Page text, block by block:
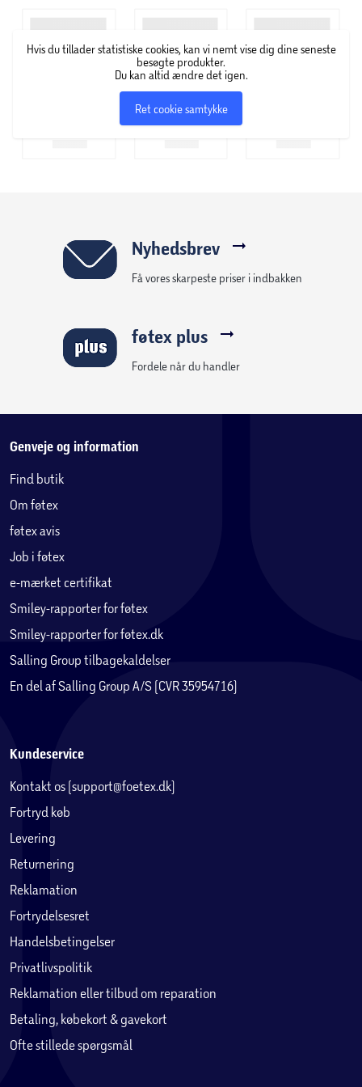
Hvis du tillader statistiske cookies, kan vi nemt vise dig dine seneste
besøgte produkter.
Du kan altid ændre det igen.
Ret cookie samtykke
Nyhedsbrev
Få vores skarpeste priser i indbakken
føtex plus
Fordele når du handler
Genveje og information
Find butik
Om føtex
føtex avis
Job i føtex
e-mærket certifikat
Smiley-rapporter for føtex
Smiley-rapporter for føtex.dk
Salling Group tilbagekaldelser
En del af Salling Group A/S (CVR 35954716)
Kundeservice
Kontakt os (support@foetex.dk)
Fortryd køb
Levering
Returnering
Reklamation
Fortrydelsesret
Handelsbetingelser
Privatlivspolitik
Reklamation eller tilbud om reparation
Betaling, købekort & gavekort
Ofte stillede spørgsmål